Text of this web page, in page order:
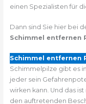
einen Spezialisten für
Dann sind Sie hier bei
Schimmel entfernen
Schimmel entfernen
Schimmelpilze gibt es
jeder sein
wirken kann. Und das
den auftretenden